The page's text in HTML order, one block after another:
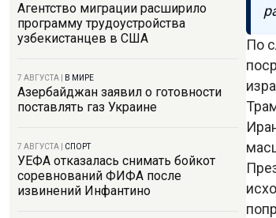
Агентство миграции расширило
программу трудоустройства
узбекистанцев в США
7 АВГУСТА В МИРЕ
Азербайджан заявил о готовности
поставлять газ Украине
7 АВГУСТА СПОРТ
УЕФА отказалась снимать бойкот
соревнований ФИФА после
извинений Инфантино
По